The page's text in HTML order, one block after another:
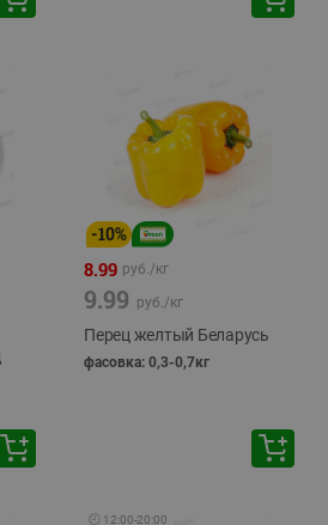
-10%
8.99 руб./кг
9.99 руб./кг
Перец желтый Беларусь
фасовка: 0,3-0,7кг
🕘 12:00-20:00